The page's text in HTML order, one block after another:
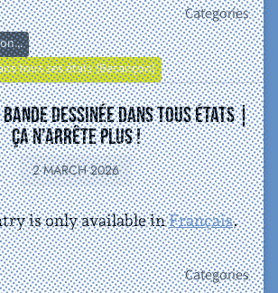
Categories
tous ses états (Besançon)
dessinée dans tous états |
ça n’arrête plus !
2 MARCH 2026
is only available inFrançais.
Categories